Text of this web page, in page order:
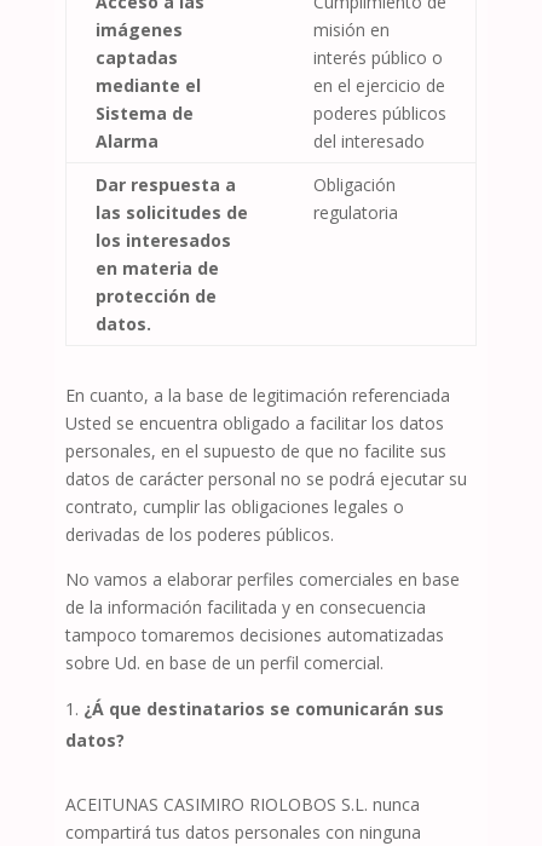
imágenes
captadas
mediante el
Sistema de
Alarma
misión en
interés público o
en el ejercicio de
poderes públicos
del interesado
Dar respuesta a
las solicitudes de
los interesados
en materia de
protección de
datos.
Obligación
regulatoria
En cuanto, a la base de legitimación referenciada
Usted se encuentra obligado a facilitar los datos
personales, en el supuesto de que no facilite sus
datos de carácter personal no se podrá ejecutar su
contrato, cumplir las obligaciones legales o
derivadas de los poderes públicos.
No vamos a elaborar perfiles comerciales en base
de la información facilitada y en consecuencia
tampoco tomaremos decisiones automatizadas
sobre Ud. en base de un perfil comercial.
¿Á que destinatarios se comunicarán sus
datos?
ACEITUNAS CASIMIRO RIOLOBOS S.L. nunca
compartirá tus datos personales con ninguna